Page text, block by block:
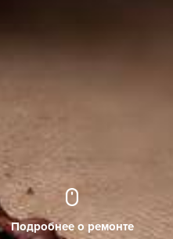
Подробнее о ремонте